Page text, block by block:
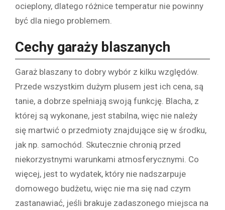
ocieplony, dlatego różnice temperatur nie powinny
być dla niego problemem.
Cechy garaży blaszanych
Garaż blaszany to dobry wybór z kilku względów.
Przede wszystkim dużym plusem jest ich cena, są
tanie, a dobrze spełniają swoją funkcję. Blacha, z
której są wykonane, jest stabilna, więc nie należy
się martwić o przedmioty znajdujące się w środku,
jak np. samochód. Skutecznie chronią przed
niekorzystnymi warunkami atmosferycznymi. Co
więcej, jest to wydatek, który nie nadszarpuje
domowego budżetu, więc nie ma się nad czym
zastanawiać, jeśli brakuje zadaszonego miejsca na